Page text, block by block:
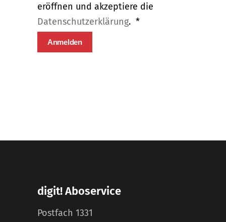
eröffnen und akzeptiere die
Datenschutzerklärung. *Erforderlich
digit! Aboservice
Postfach 1331